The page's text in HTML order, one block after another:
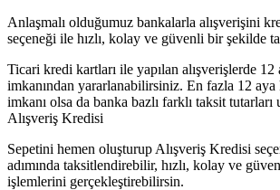
Anlaşmalı olduğumuz bankalarla alışverişini
seçeneği ile hızlı, kolay ve güvenli bir şekilde
Ticari kredi kartları ile yapılan alışverişlerde
imkanından yararlanabilirsiniz. En fazla 12 aya
imkanı olsa da banka bazlı farklı taksit
Alışveriş Kredisi
Sepetini hemen oluşturup Alışveriş Kredisi
adımında taksitlendirebilir, hızlı, kolay ve
işlemlerini gerçekleştirebilirsin.